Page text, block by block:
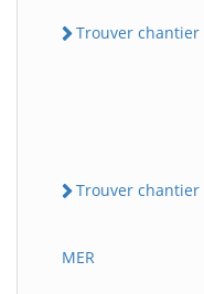
Trouver chantier
Trouver chantier
MER